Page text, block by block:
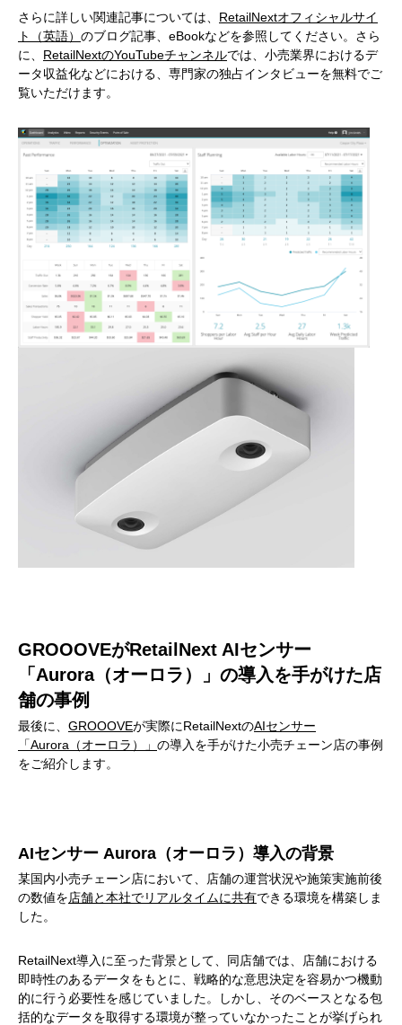
さらに詳しい関連記事については、 RetailNextオフィシャルサイ
ト（英語） のブログ記事、eBookなどを参照してください。さら
に、 RetailNextのYouTubeチャンネルでは、小売業界におけるデ
ータ収益化などにおける、専門家の独占インタビューを無料でご
覧いただけます。
GROOOVEがRetailNext AIセンサー
「Aurora（オーロラ）」の導入を手がけた店
舗の事例
最後に、 GROOOVEが実際にRetailNextのAIセンサー
「Aurora（オーロラ）」 の導入を手がけた小売チェーン店の事例
をご紹介します。
AIセンサー Aurora（オーロラ）導入の背景
某国内小売チェーン店において、店舗の運営状況や施策実施前後
の数値を店舗と本社でリアルタイムに共有できる環境を構築しま
した。
RetailNext導入に至った背景として、同店舗では、店舗における
即時性のあるデータをもとに、戦略的な意思決定を容易かつ機動
的に行う必要性を感じていました。しかし、そのベースとなる包
括的なデータを取得する環境が整っていなかったことが挙げられ